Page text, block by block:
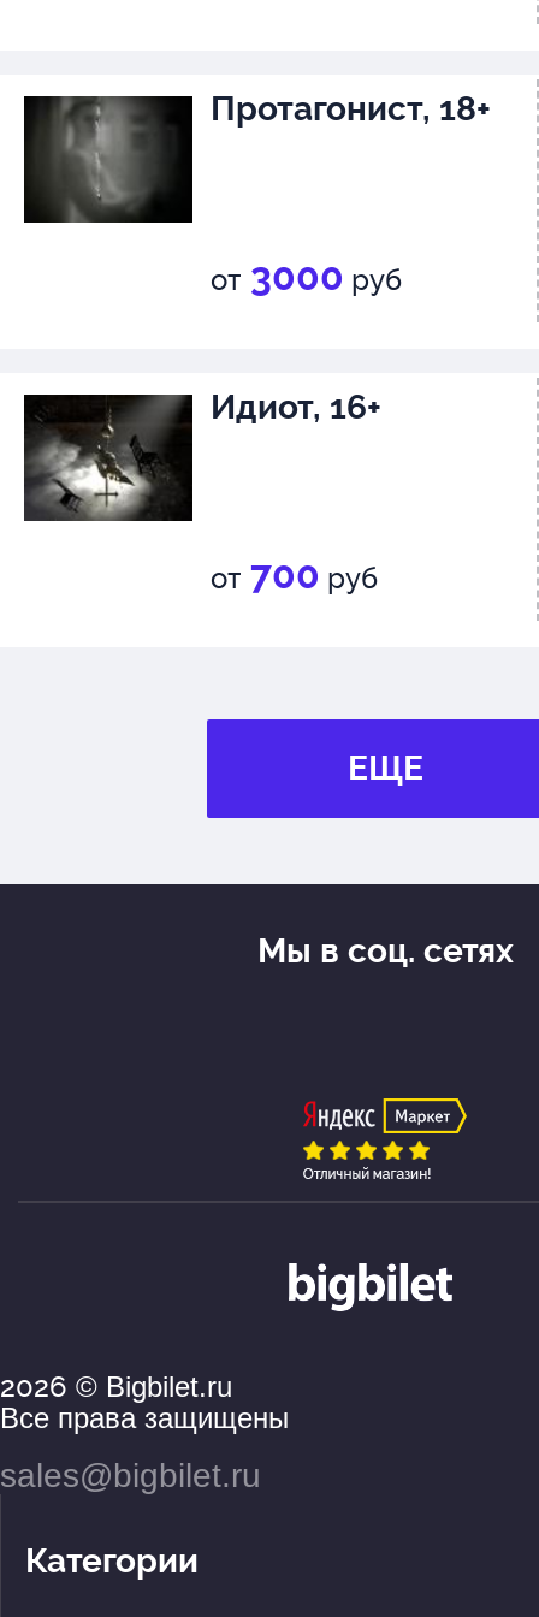
Протагонист, 18+
от 3000 руб
Идиот, 16+
от 700 руб
ЕЩЕ
2026 © Bigbilet.ru
Все права защищены
sales@bigbilet.ru
Категории
Мы в соц. сетях